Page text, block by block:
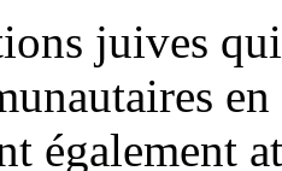
juives
également